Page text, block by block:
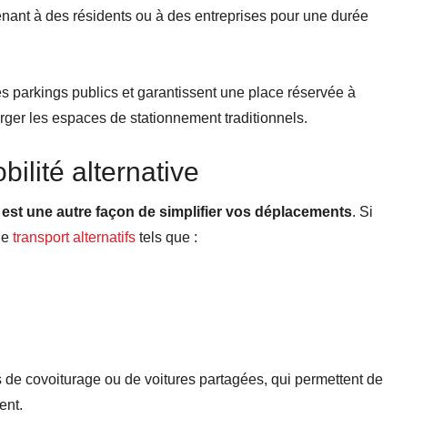
à des résidents ou à des entreprises pour une durée
parkings publics et garantissent une place réservée à
les espaces de stationnement traditionnels.
alternative
une autre façon de simplifier vos déplacements. Si
transport alternatifs tels que :
covoiturage ou de voitures partagées, qui permettent de